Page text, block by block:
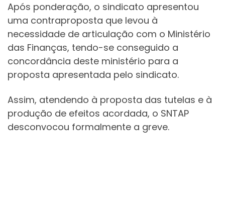
Após ponderação, o sindicato apresentou
uma contraproposta que levou à
necessidade de articulação com o Ministério
das Finanças, tendo-se conseguido a
concordância deste ministério para a
proposta apresentada pelo sindicato.
Assim, atendendo à proposta das tutelas e à
produção de efeitos acordada, o SNTAP
desconvocou formalmente a greve.